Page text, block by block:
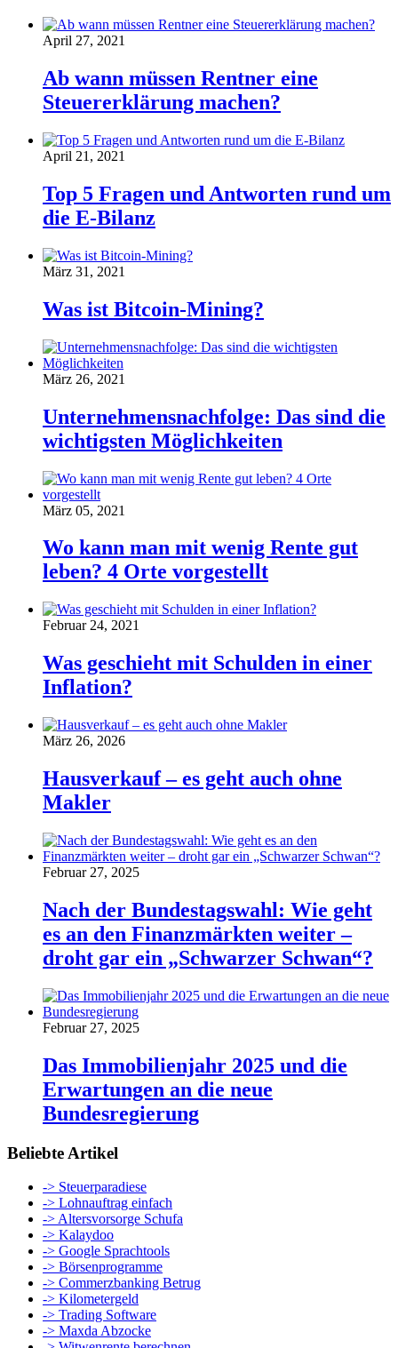
April 27, 2021
Ab wann müssen Rentner eine
Steuererklärung machen?
April 21, 2021
Top 5 Fragen und Antworten rund um
die E-Bilanz
März 31, 2021
Was ist Bitcoin-Mining?
März 26, 2021
Unternehmensnachfolge: Das sind die
wichtigsten Möglichkeiten
März 05, 2021
Wo kann man mit wenig Rente gut
leben? 4 Orte vorgestellt
Februar 24, 2021
Was geschieht mit Schulden in einer
Inflation?
März 26, 2026
Hausverkauf – es geht auch ohne
Makler
Februar 27, 2025
Nach der Bundestagswahl: Wie geht
es an den Finanzmärkten weiter –
droht gar ein „Schwarzer Schwan“?
Februar 27, 2025
Das Immobilienjahr 2025 und die
Erwartungen an die neue
Bundesregierung
Beliebte Artikel
-> Steuerparadiese
-> Lohnauftrag einfach
-> Altersvorsorge Schufa
-> Kalaydoo
-> Google Sprachtools
-> Börsenprogramme
-> Commerzbanking Betrug
-> Kilometergeld
-> Trading Software
-> Maxda Abzocke